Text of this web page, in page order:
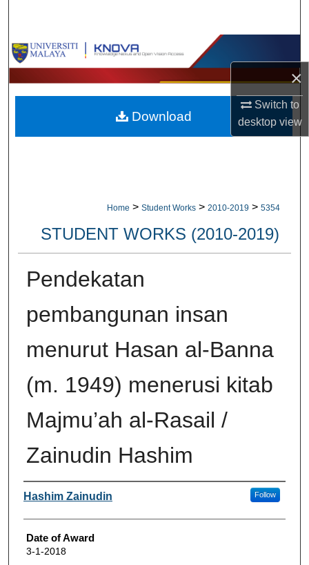
×
Switch to
desktopview
Browse Collections
My Account
About
Home > Student Works > 2010-2019 > 5354
STUDENT WORKS (2010-2019)
Pendekatan
pembangunan insan
menurut Hasan al-Banna
(m. 1949) menerusi kitab
Majmu’ah al-Rasail /
Zainudin Hashim
Author
Hashim Zainudin Follow
Date of Award
3-1-2018
Download